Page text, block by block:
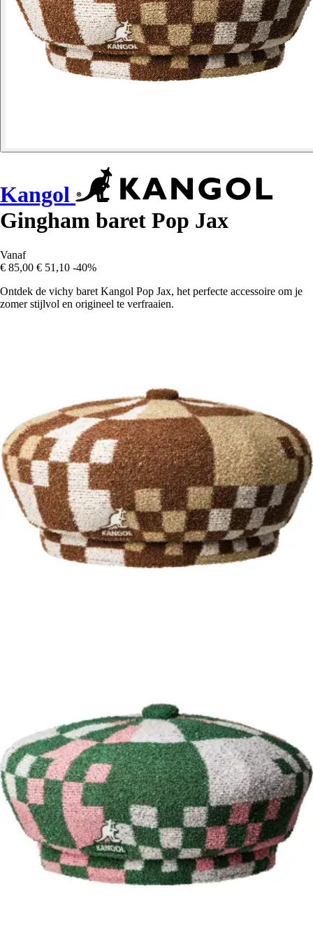
Kangol
Gingham baret Pop Jax
Vanaf
€ 85,00 € 51,10 -40%
Ontdek de vichy baret Kangol Pop Jax, het perfecte accessoire om je
zomer stijlvol en origineel te verfraaien.